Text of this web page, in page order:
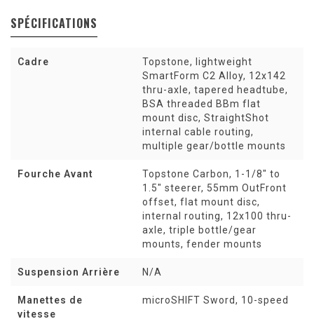
SPÉCIFICATIONS
Cadre
Topstone, lightweight
SmartForm C2 Alloy, 12x142
thru-axle, tapered headtube,
BSA threaded BBm flat
mount disc, StraightShot
internal cable routing,
multiple gear/bottle mounts
Fourche Avant
Topstone Carbon, 1-1/8" to
1.5" steerer, 55mm OutFront
offset, flat mount disc,
internal routing, 12x100 thru-
axle, triple bottle/gear
mounts, fender mounts
Suspension Arrière N/A
Manettes de
vitesse
microSHIFT Sword, 10-speed